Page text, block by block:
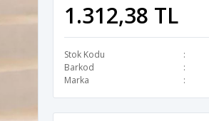
1.312,38 TL
Stok Kodu
Barkod
Marka